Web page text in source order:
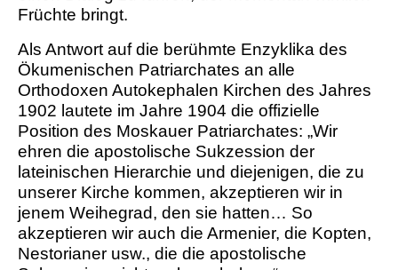
Früchte bringt.
Als Antwort auf die berühmte Enzyklika des
Ökumenischen Patriarchates an alle
Orthodoxen Autokephalen Kirchen des Jahres
1902 lautete im Jahre 1904 die offizielle
Position des Moskauer Patriarchates: „Wir
ehren die apostolische Sukzession der
lateinischen Hierarchie und ­diejenigen, die zu
unserer Kirche kommen, akzeptieren wir in
jenem Weihegrad, den sie hatten… So
akzeptieren wir auch die Armenier, die Kopten,
Nestorianer usw., die die apostolische